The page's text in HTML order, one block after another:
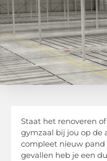
Staat het renoveren
gymzaal bij jou op de
compleet nieuw pand
gevallen heb je een